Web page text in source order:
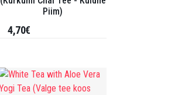
Piim)
4,70€